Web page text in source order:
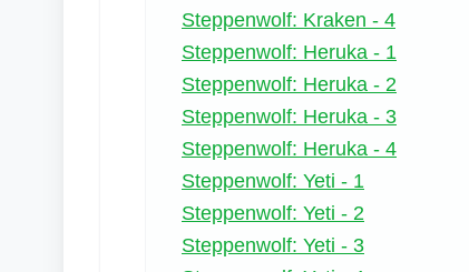
Steppenwolf: Kraken - 4
Steppenwolf: Heruka - 1
Steppenwolf: Heruka - 2
Steppenwolf: Heruka - 3
Steppenwolf: Heruka - 4
Steppenwolf: Yeti - 1
Steppenwolf: Yeti - 2
Steppenwolf: Yeti - 3